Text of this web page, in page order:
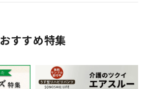
おすすめ特集